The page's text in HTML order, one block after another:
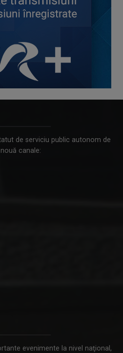
de serviciu public autonom de
canale:
evenimente la nivel naţional,